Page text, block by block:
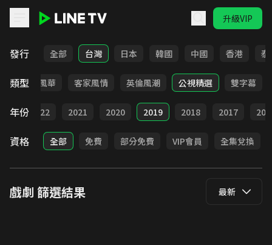
升級VIP
發行 全部 台灣 日本 韓國 中國 香港 泰
類型台語風華 客家風情 英倫風潮 公視精選 雙字幕
年份 2022 2021 2020 2019 2018 2017
資格 全部 免費 部分免費 VIP會員 全集兌換
戲劇 篩選結果 最新